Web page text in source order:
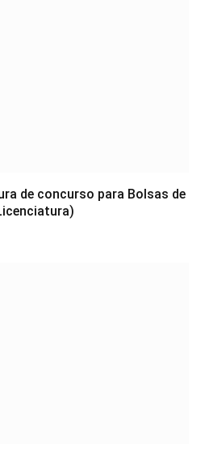
de concurso para Bolsas de